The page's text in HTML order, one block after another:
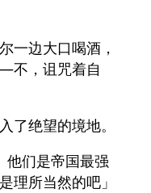
一边大口喝酒，
不，诅咒着自
了绝望的境地。
他们是帝国最强
理所当然的吧」